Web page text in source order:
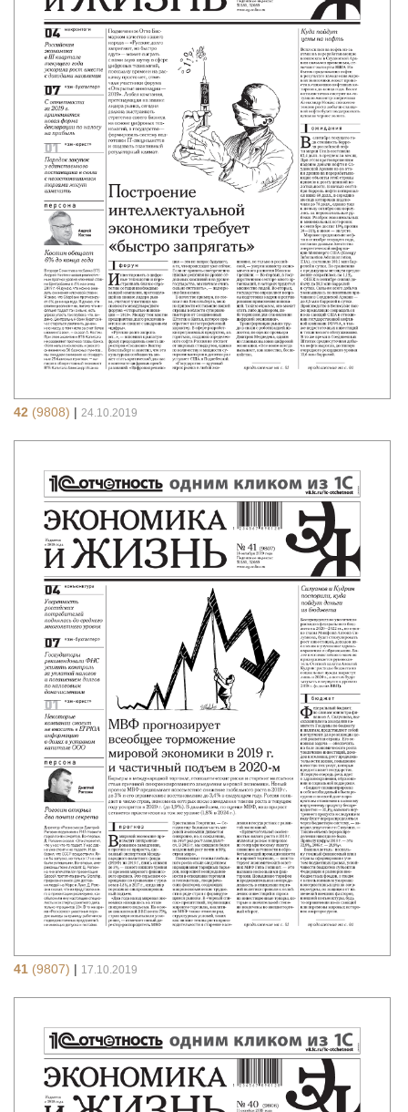
42 (9808) 24.10.2019
41 (9807) 17.10.2019